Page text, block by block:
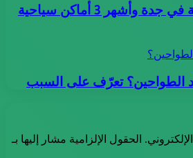
عروض رحلات سياحية في جدة وأشهر 3 أماكن سياحية
الطواحين؟ تعرّف على السبب
الحقول الإلزامية مشار إليها بـ